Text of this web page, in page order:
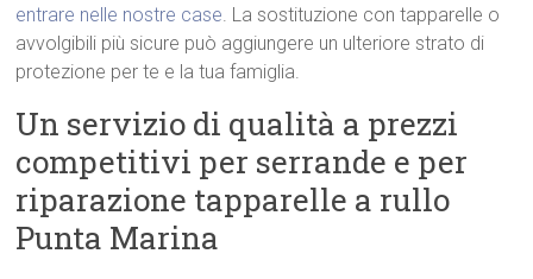
entrare nelle nostre case. La sostituzione con tapparelle o
avvolgibili più sicure può aggiungere un ulteriore strato di
protezione per te e la tua famiglia.
Un servizio di qualità a prezzi
competitivi per serrande e per
riparazione tapparelle a rullo
Punta Marina